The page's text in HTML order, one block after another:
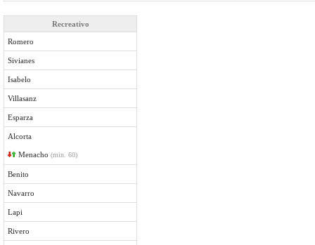
Recreativo
Romero
Sivianes
Isabelo
Villasanz
Esparza
Alcorta
Menacho (min. 60)
Benito
Navarro
Lapi
Rivero